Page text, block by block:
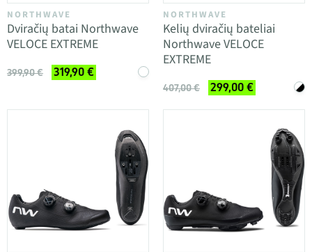
NORTHWAVE
Dviračių batai Northwave
VELOCE EXTREME
399,90 € 319,90 €
NORTHWAVE
Kelių dviračių bateliai
Northwave VELOCE
EXTREME
407,00 € 299,00 €